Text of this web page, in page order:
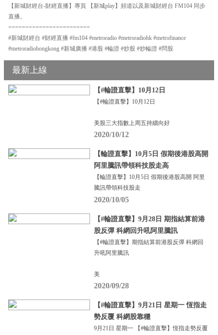
【新城財經台-財經直播】專頁 【新城play】頻道以及新城財經台 FM104 同步
直播。
========================
#新城財經台 #財經直播 #fm104 #metroradio #metroradiohk #metrofinance
#metroradiohongkong #新城廣播 #港股 #輪證 #炒股 #炒輪證 #問股
最新上線
【#輪證直擊】10月12日
【#輪證直擊】10月12日
美股三大指數上周五持續向好
2020/10/12
【輪證直擊】10月5日 假期後港股高開
阿里騰訊帶領科技股走高
【輪證直擊】10月5日 假期後港股高開 阿里
騰訊帶領科技股走
2020/10/05
【#輪證直擊】9月28日 期指結算前港
股反彈 科網回升吼阿里騰訊
【#輪證直擊】期指結算前港股反彈 科網回
升吼阿里騰訊
美
2020/09/28
【#輪證直擊】9月21日 星期一 恆指走
勢反覆 科網股靠穩
9月21日 星期一 【#輪證直擊】恆指走勢反覆